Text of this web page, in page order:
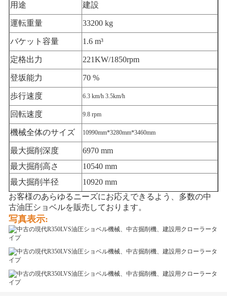
用途 建設
運転重量 33200 kg
バケット容量 1.6 m³
定格出力 221KW/1850rpm
登坂能力 70 %
歩行速度 6.3 km/h 3.5km/h
回転速度 9.8 rpm
機械全体のサイズ 10990mm*3280mm*3460mm
最大掘削深度
6970 mm
最大掘削高さ
10540 mm
最大掘削半径
10920 mm
お客様のあらゆるニーズにお応えできるよう、多数の中
古油圧ショベルを販売しております。
写真表示: